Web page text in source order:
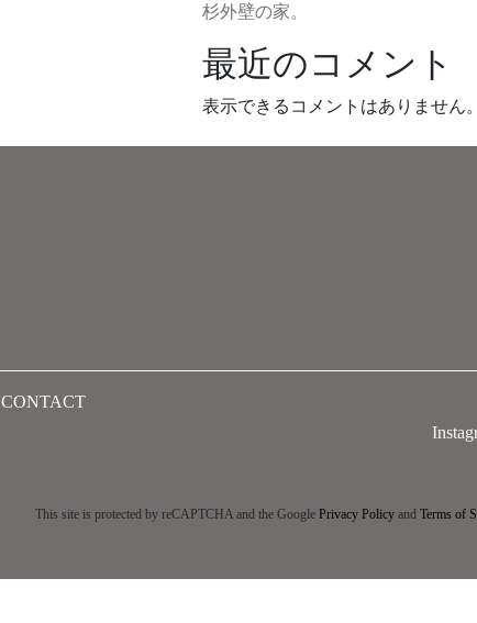
杉外壁の家。
最近のコメント
表示できるコメントはありません。
CONTACT
This site is protected by reCAPTCHA and the Google Privacy Policyand Terms of